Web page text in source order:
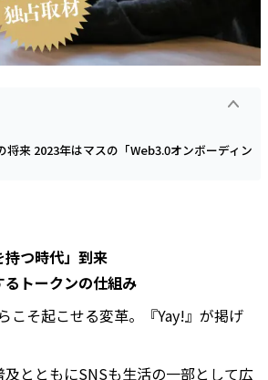
将来 2023年はマスの「Web3.0オンボーディン
持つ時代」到来
るトークンの仕組み
こそ起こせる変革。『Yay!』が掲げ
とともにSNSも生活の一部として広